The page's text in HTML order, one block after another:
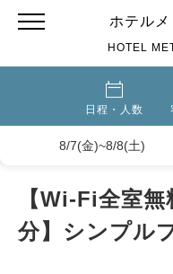
ホテル
HOTEL
日程・人数
8/7(金)~8/8(土)
【Wi-Fi全室
分】シンプル